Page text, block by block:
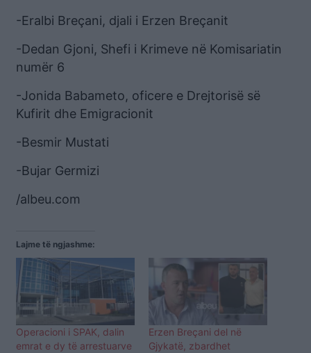
-Eralbi Breçani, djali i Erzen Breçanit
-Dedan Gjoni, Shefi i Krimeve në Komisariatin
numër 6
-Jonida Babameto, oficere e Drejtorisë së
Kufirit dhe Emigracionit
-Besmir Mustati
-Bujar Germizi
/albeu.com
Lajme të ngjashme:
Operacioni i SPAK, dalin
emrat e dy të arrestuarve
Erzen Breçani del në
Gjykatë, zbardhet